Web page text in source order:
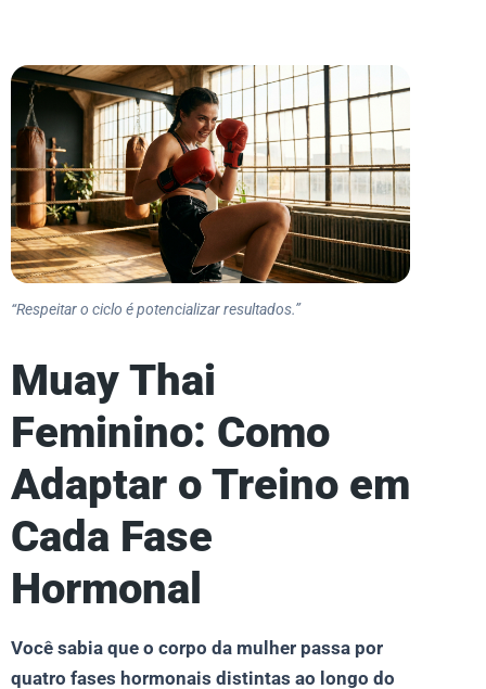
“Respeitar o ciclo é potencializar resultados.”
Muay Thai
Feminino: Como
Adaptar o Treino em
Cada Fase
Hormonal
Você sabia que o corpo da mulher passa por
quatro fases hormonais distintas ao longo do